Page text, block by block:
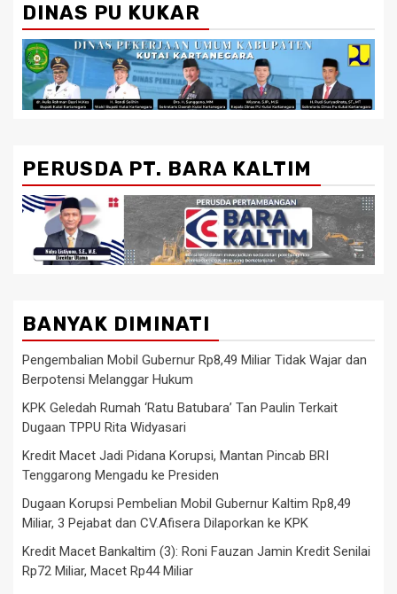
DINAS PU KUKAR
PERUSDA PT. BARA KALTIM
BANYAK DIMINATI
Pengembalian Mobil Gubernur Rp8,49 Miliar Tidak Wajar dan
Berpotensi Melanggar Hukum
KPK Geledah Rumah ‘Ratu Batubara’ Tan Paulin Terkait
Dugaan TPPU Rita Widyasari
Kredit Macet Jadi Pidana Korupsi, Mantan Pincab BRI
Tenggarong Mengadu ke Presiden
Dugaan Korupsi Pembelian Mobil Gubernur Kaltim Rp8,49
Miliar, 3 Pejabat dan CV.Afisera Dilaporkan ke KPK
Kredit Macet Bankaltim (3): Roni Fauzan Jamin Kredit Senilai
Rp72 Miliar, Macet Rp44 Miliar